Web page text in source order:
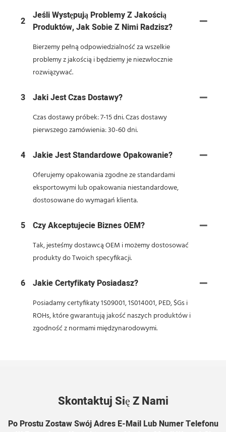
2
Jeśli Występują Problemy Z Jakością
Produktów, Jak Sobie Z Nimi Radzisz?
Bierzemy pełną odpowiedzialność za wszelkie
problemy z jakością i będziemy je niezwłocznie
rozwiązywać.
3 Jaki Jest Czas Dostawy?
Czas dostawy próbek: 7-15 dni. Czas dostawy
pierwszego zamówienia: 30-60 dni.
4 Jakie Jest Standardowe Opakowanie?
Oferujemy opakowania zgodne ze standardami
eksportowymi lub opakowania niestandardowe,
dostosowane do wymagań klienta.
5 Czy Akceptujecie Biznes OEM?
Tak, jesteśmy dostawcą OEM i możemy dostosować
produkty do Twoich specyfikacji.
6 Jakie Certyfikaty Posiadasz?
Posiadamy certyfikaty 1S09001, 1S014001, PED, $Gs i
ROHs, które gwarantują jakość naszych produktów i
zgodność z normami międzynarodowymi.
Skontaktuj Się Z Nami
Po Prostu Zostaw Swój Adres E-Mail Lub Numer Telefonu